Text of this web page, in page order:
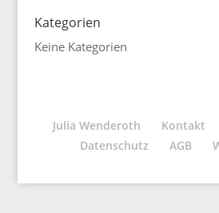
Kategorien
Keine Kategorien
Julia Wenderoth Kontakt
Datenschutz
AGB